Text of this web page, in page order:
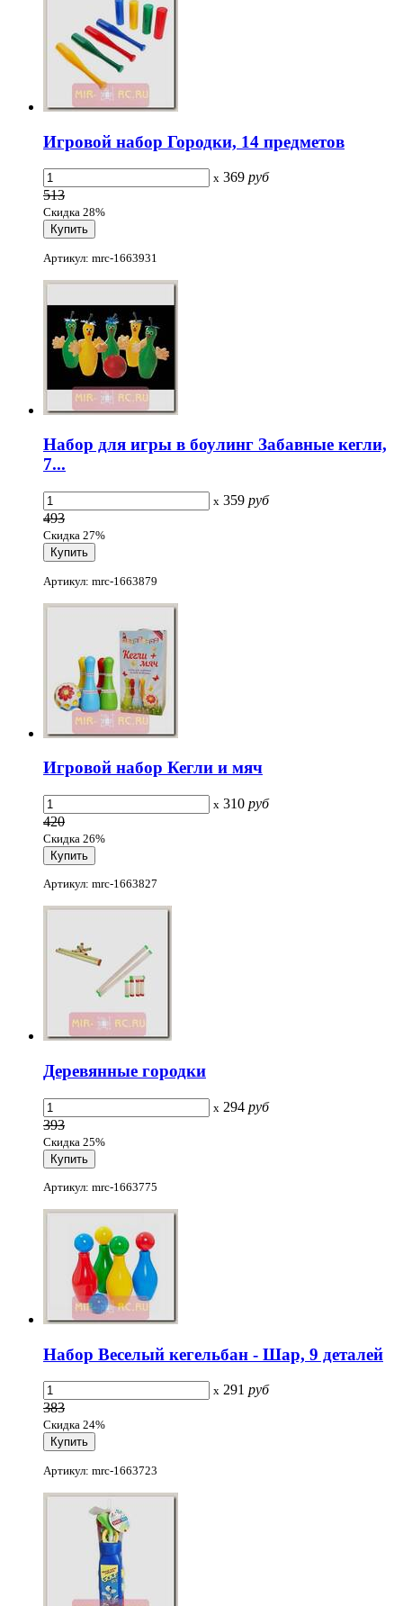
Игровой набор Городки, 14 предметов
x 369 руб
513
Скидка 28%
Артикул: mrc-1663931
Набор для игры в боулинг Забавные кегли,
7...
x 359 руб
493
Скидка 27%
Артикул: mrc-1663879
Игровой набор Кегли и мяч
x 310 руб
420
Скидка 26%
Артикул: mrc-1663827
Деревянные городки
x 294 руб
393
Скидка 25%
Артикул: mrc-1663775
Набор Веселый кегельбан - Шар, 9 деталей
x 291 руб
383
Скидка 24%
Артикул: mrc-1663723